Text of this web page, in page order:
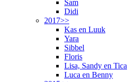
Sam
Didi
2017>>
Kas en Luuk
Yara
Sibbel
Floris
Lisa, Sandy en Tica
Luca en Benny